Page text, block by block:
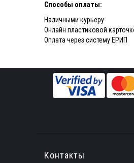
Способы оплаты:
Наличными курьеру
Онлайн пластиковой
Оплата через систему ЕРИП
Контакты